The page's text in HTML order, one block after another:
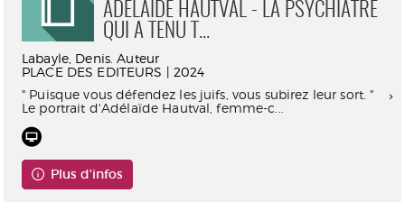
ADÉLAÏDE HAUTVAL - LA PSYCHIATRE
QUI A TENU T...
Labayle, Denis. Auteur
PLACE DES EDITEURS | 2024
" Puisque vous défendez les juifs, vous subirez leur sort. "
Le portrait d'Adélaïde Hautval, femme-c...
Plus d'infos